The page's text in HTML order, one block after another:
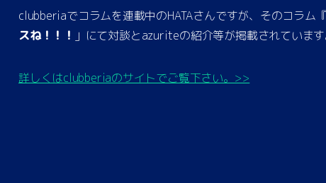
clubberiaでコラムを連載中のHATAさんですが、そのコラム『
スね！！！ 」にて対談とazuriteの紹介等が掲載されています
詳しくはclubberiaのサイトでご覧下さい。>>